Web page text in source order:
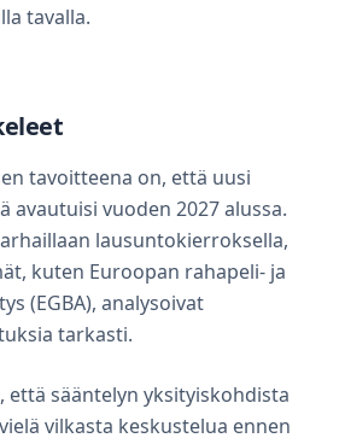
tavalla.
tavoitteena on, että uusi
avautuisi vuoden 2027 alussa.
lausuntokierroksella,
kuten Euroopan rahapeli- ja
(EGBA), analysoivat
tarkasti.
että sääntelyn yksityiskohdista
vilkasta keskustelua ennen